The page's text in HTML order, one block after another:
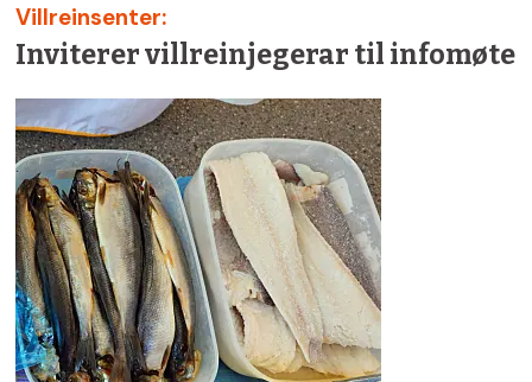
Villreinsenter:
Inviterer villreinjegerar til infomøte